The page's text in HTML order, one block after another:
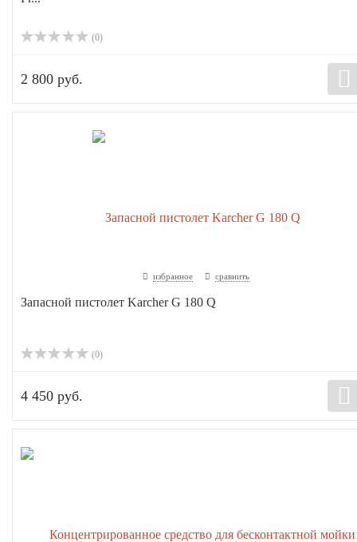
(0)
2 800 руб.
избранное сравнить
Запасной пистолет Karcher G 180 Q
(0)
4 450 руб.